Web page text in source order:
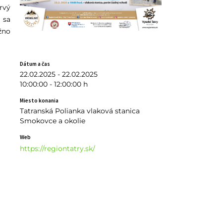
Dátum a čas
22.02.2025 - 22.02.2025
10:00:00 - 12:00:00 h
Miesto konania
Tatranská Polianka vlaková stanica
Smokovce a okolie
Web
https://regiontatry.sk/